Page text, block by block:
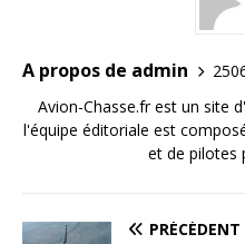
A propos de admin
Avion-Chasse.fr est un site
l'équipe éditoriale est
et de pilotes
PRÉCÉDENT